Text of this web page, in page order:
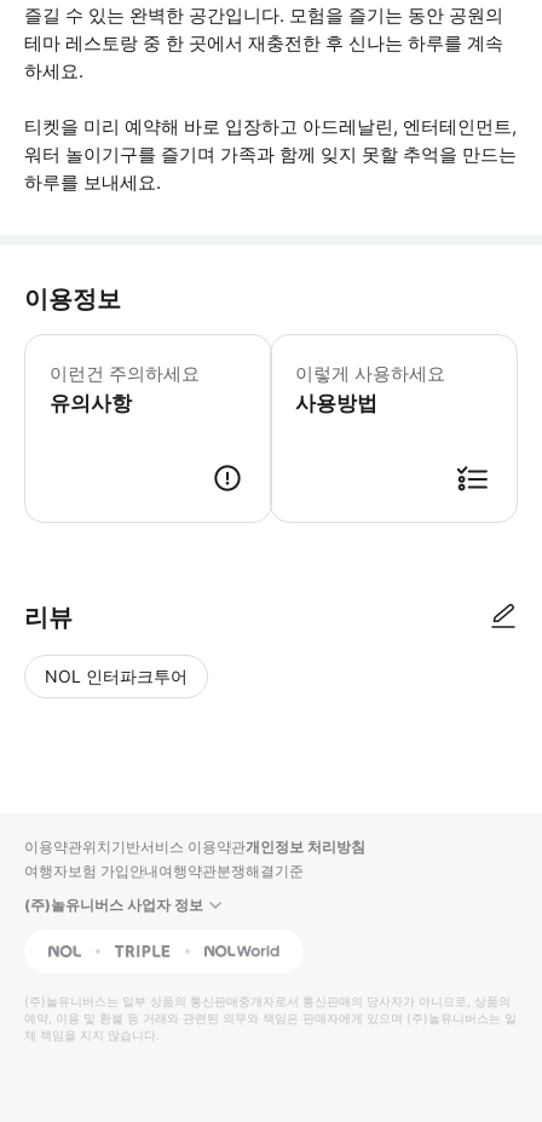
즐길 수 있는 완벽한 공간입니다. 모험을 즐기는 동안 공원의
테마 레스토랑 중 한 곳에서 재충전한 후 신나는 하루를 계속
하세요.
티켓을 미리 예약해 바로 입장하고 아드레날린, 엔터테인먼트,
워터 놀이기구를 즐기며 가족과 함께 잊지 못할 추억을 만드는
하루를 보내세요.
이용정보
이런건 주의하세요
유의사항
• 운영 시간: - 5월 15일~6월 26일 및
이렇게 사용하세요
사용방법
리뷰
NOL 인터파크투어
입니
다.
높
은
순
동
영
상
순
상
이용약관위치기반서비스 이용약관개인정보 처리방침
여행자보험 가입안내여행약관분쟁해결기준
(주)놀유니버스 사업자 정보
NOL Triple Interpark Global
(주)놀유니버스는 일부 상품의 통신판매중개자로서 통신판매의 당사자가 아니므로, 상품의
예약, 이용 및 환불 등 거래와 관련된 의무와 책임은 판매자에게 있으며 (주)놀유니버스는 일
체 책임을 지지 않습니다.